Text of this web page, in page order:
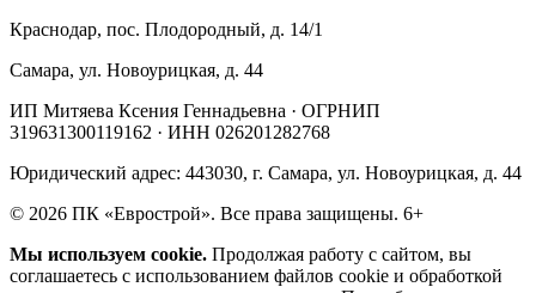
Краснодар, пос. Плодородный, д. 14/1
Самара, ул. Новоурицкая, д. 44
ИП Митяева Ксения Геннадьевна · ОГРНИП
319631300119162 · ИНН 026201282768
Юридический адрес: 443030, г. Самара, ул. Новоурицкая, д. 44
© 2026 ПК «Еврострой». Все права защищены.⁠​‌​​​‌​‌​‌​‌​‌‌​​‌​‌​​‌‌​‌‌‌‌‌​​​‌‌​​​‌​​‌‌​‌‌‌‌​‌‌​​​‌‌​‌‌​‌​​​​‌‌​‌​‌‌​‌‌​​​​‌​​‌‌​​‌​​​‌‌​​‌‌​​‌​‌‌‌​​‌‌‌​​‌​​‌‌‌​‌​‌​‌‌‌‌‌​​​​‌‌​​​​​​‌‌​‌​​​​‌‌​​‌‌​​‌‌​‌‌‌​‌‌​​‌‌​​‌‌​​‌​​​‌‌​​​‌​​​‌‌​‌​​​‌‌​​‌​​​‌‌​​​‌‌⁠ 6+
Мы используем cookie. Продолжая работу с сайтом, вы
соглашаетесь с использованием файлов cookie и обработкой